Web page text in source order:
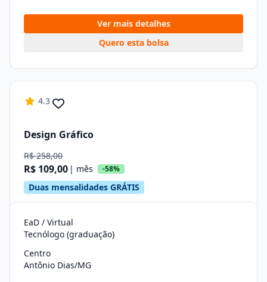
Ver mais detalhes
Quero esta bolsa
4.3
Design Gráfico
R$ 258,00
R$ 109,00 | mês -58%
Duas mensalidades GRÁTIS
EaD / Virtual
Tecnólogo (graduação)
Centro
Antônio Dias/MG